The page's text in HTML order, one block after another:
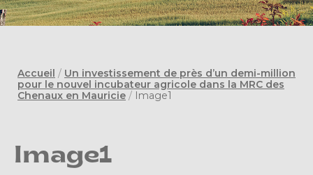
Accueil / Un investissement de près d’un demi-million
pour le nouvel incubateur agricole dans la MRC des
Chenaux en Mauricie / Image1
Image1